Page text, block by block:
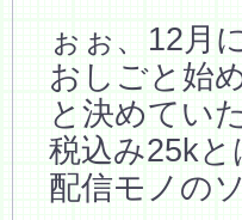
ぉぉ、12月
おしごと始
と決めてい
税込み25k
配信モノの